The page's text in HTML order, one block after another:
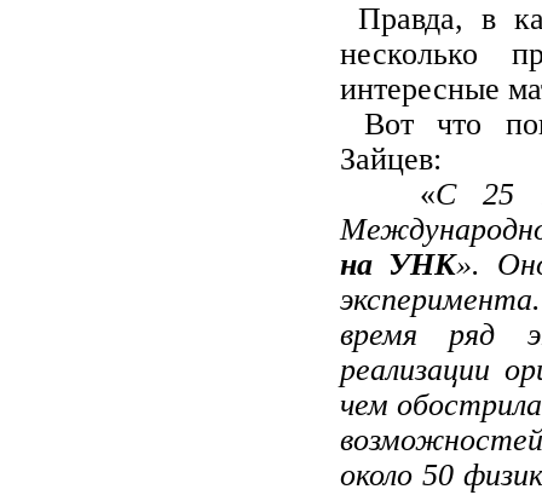
Правда, в
несколько
интересные
Вот что
Зайцев:
«С 25
на УНК».
время ряд
реализации
чем
около 50